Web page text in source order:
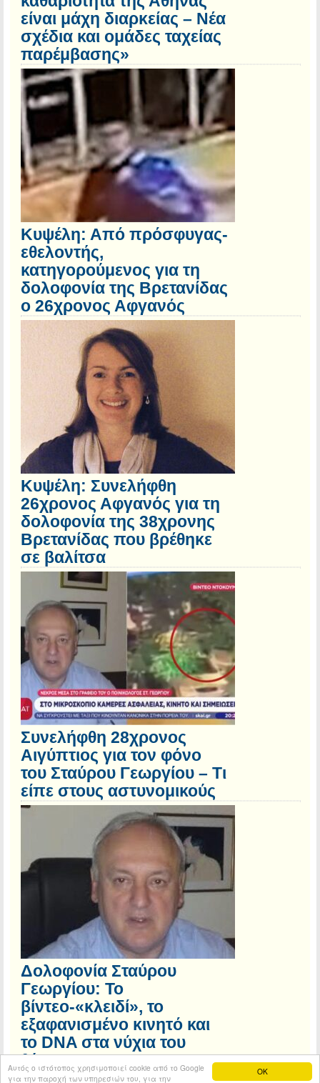
OK
Αυτός ο ιστότοπος χρησιμοποιεί cookie από το Google
για την παροχή των υπηρεσιών του, για την
είναι μάχη διαρκείας – Νέα
σχέδια και ομάδες ταχείας
παρέμβασης»
Κυψέλη: Από πρόσφυγας-
εθελοντής,
κατηγορούμενος για τη
δολοφονία της Βρετανίδας
ο 26χρονος Αφγανός
Κυψέλη: Συνελήφθη
26χρονος Αφγανός για τη
δολοφονία της 38χρονης
Βρετανίδας που βρέθηκε
σε βαλίτσα
Συνελήφθη 28χρονος
Αιγύπτιος για τον φόνο
του Σταύρου Γεωργίου – Τι
είπε στους αστυνομικούς
Δολοφονία Σταύρου
Γεωργίου: Το
βίντεο-«κλειδί», το
εξαφανισμένο κινητό και
το DNA στα νύχια του
θύματος